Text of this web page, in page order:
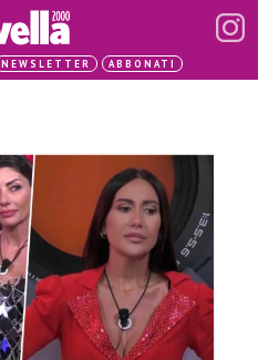
NEWSLETTER ABBONATI